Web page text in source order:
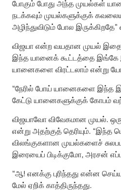
போகும் போது அந்த முயல்கள்
நடக்கவும் முயல்களுக்குக்
அழிந்துவிடும் போல
விஜயா என்ற வயதான முயல் இதைப்
இந்த யானைக் கூட்டத்தை இங்கே
யானைகளை விரட்டலாம் என்று
“நேரில் போய் யானைகளை இந்த
கேட்டு யானைகளுக்குக் கோபம்
விஜயாவோ விவேகமான முயல். ஒரு
என்று அதற்குத் தெரியும். “இந்த
விலங்குகளான முயல்களைச்
இரையைப் பிடிக்குமோ, அரசன்
“ஆ! எனக்கு புரிந்தது என்ன
மேல் ஏறிக் காத்திருந்தது.